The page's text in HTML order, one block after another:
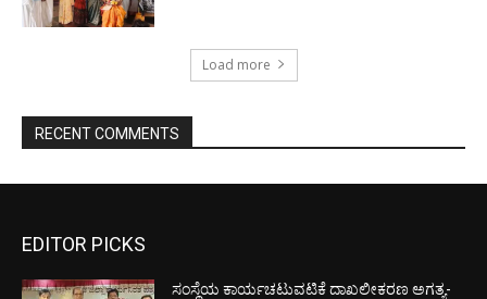
Load more
RECENT COMMENTS
EDITOR PICKS
ಸಂಸ್ಥೆಯ ಕಾರ್ಯಚಟುವಟಿಕೆ ದಾಖಲೀಕರಣ ಅಗತ್ಯ-